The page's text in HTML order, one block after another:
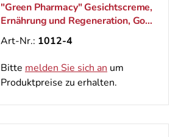
"Green Pharmacy" Gesichtscreme,
Ernährung und Regeneration, Goji
und Olive, Tag/Nacht, 100 ml
Art-Nr.: 1012-4
Bitte melden Sie sich an um
Produktpreise zu erhalten.